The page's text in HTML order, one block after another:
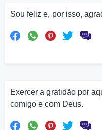
Sou feliz e, por isso,
Exercer a gratidão por
comigo e com Deus.